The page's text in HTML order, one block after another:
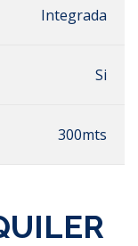
Integrada
Si
300mts